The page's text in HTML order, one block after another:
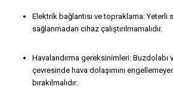
Elektrik bağlantısı ve topraklama:
sağlanmadan cihaz çalıştırılmamalıdır.
Havalandırma gereksinimleri: Buzdolabı
çevresinde hava dolaşımını
bırakılmalıdır.